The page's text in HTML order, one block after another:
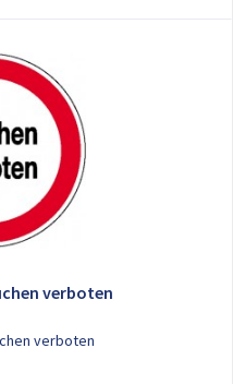
verboten
verboten